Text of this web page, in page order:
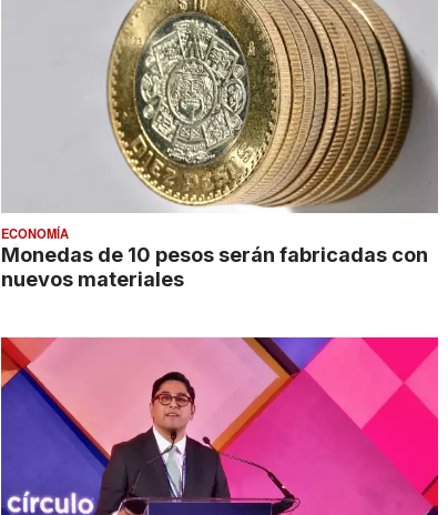
ECONOMÍA
Monedas de 10 pesos serán fabricadas con
nuevos materiales